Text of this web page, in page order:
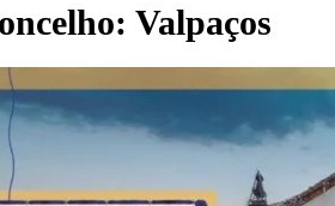
Valpaços